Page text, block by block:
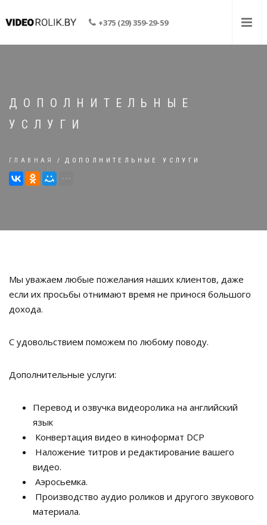
+375 (29) 359-29-59
ДОПОЛНИТЕЛЬНЫЕ
УСЛУГИ
ГЛАВНАЯ ДОПОЛНИТЕЛЬНЫЕ УСЛУГИ
Мы уважаем любые пожелания наших клиентов, даже
если их просьбы отнимают время не принося большого
дохода.
С удовольствием поможем по любому поводу.
Дополнительные услуги:
Перевод и озвучка видеоролика на английский
язык
Конвертация видео в киноформат DCP
Наложение титров и редактирование вашего
видео.
Аэросьемка.
Производство аудио роликов и другого звукового
материала.